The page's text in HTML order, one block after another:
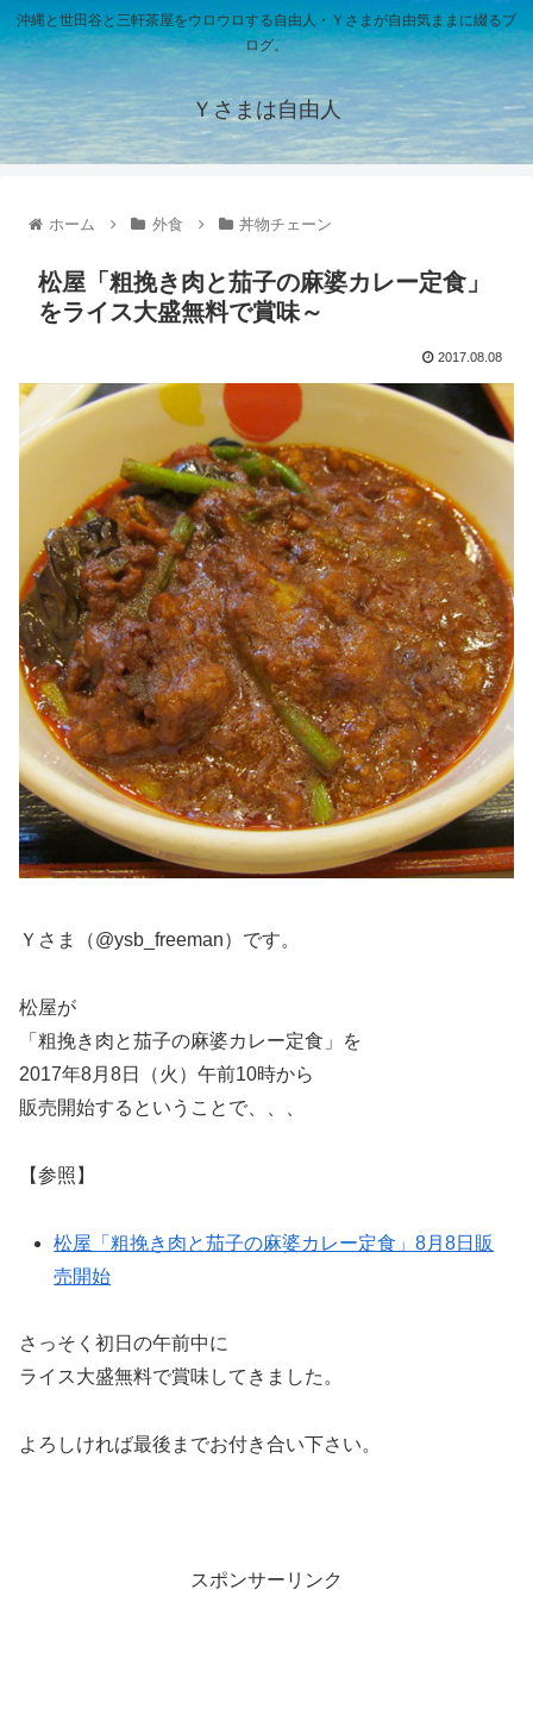
沖縄と世田谷と三軒茶屋をウロウロする自由人・Ｙさまが自由気ままに綴るブ
ログ。
Ｙさまは自由人
ホーム 外食 丼物チェーン
松屋「粗挽き肉と茄子の麻婆カレー定食」
をライス大盛無料で賞味～
2017.08.08
Ｙさま（@ysb_freeman）です。
松屋が
「粗挽き肉と茄子の麻婆カレー定食」を
2017年8月8日（火）午前10時から
販売開始するということで、、、
【参照】
松屋「粗挽き肉と茄子の麻婆カレー定食」8月8日販
売開始
さっそく初日の午前中に
ライス大盛無料で賞味してきました。
よろしければ最後までお付き合い下さい。
スポンサーリンク